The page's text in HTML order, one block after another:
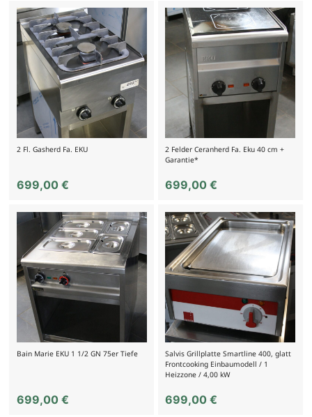
2 Fl. Gasherd Fa. EKU
699,00 €
2 Felder Ceranherd Fa. Eku 40 cm +
Garantie*
699,00€
Bain Marie EKU 1 1/2 GN 75er Tiefe
699,00 €
Salvis Grillplatte Smartline 400, glatt
Frontcooking Einbaumodell / 1
Heizzone / 4,00 kW
699,00€